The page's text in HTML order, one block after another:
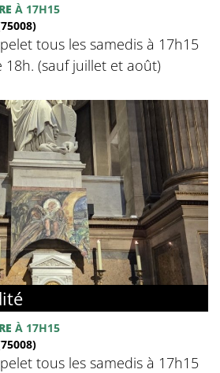
À 17H15
tous les samedis à 17h15
18h. (sauf juillet et août)
À 17H15
tous les samedis à 17h15